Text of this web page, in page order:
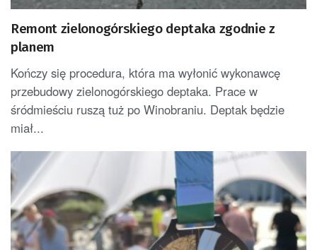
Remont zielonogórskiego deptaka zgodnie z
planem
Kończy się procedura, która ma wyłonić wykonawcę
przebudowy zielonogórskiego deptaka. Prace w
śródmieściu ruszą tuż po Winobraniu. Deptak będzie
miał...